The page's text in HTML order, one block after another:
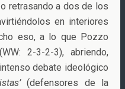
retrasando a dos de los
en interiores
eso, a lo que Pozzo
2-3-2-3), abriendo,
debate ideológico
(defensores de la